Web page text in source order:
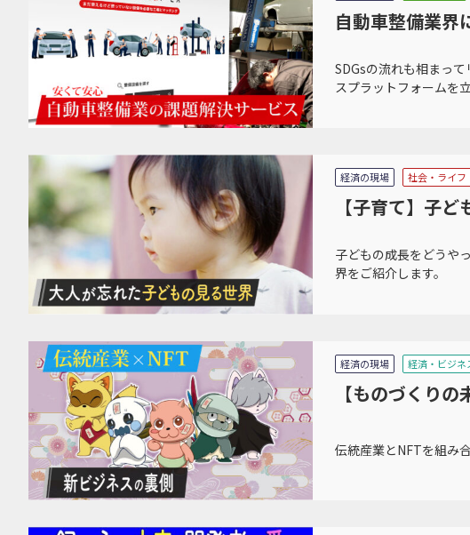
自動車整備業界
SDGsの流れも相まっ
スプラットフォームを
経済の現場 社会・ライフ
【子育て】子
子どもの成長をどうや
界をご紹介します。
経済の現場 経済・ビジネ
【ものづくり
伝統産業とNFTを組み